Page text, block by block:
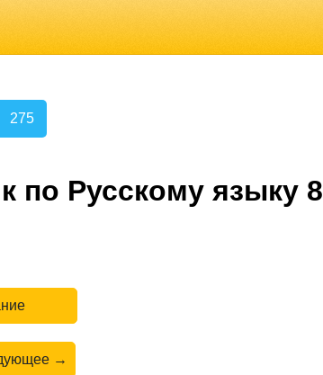
275
по Русскому языку 8
→